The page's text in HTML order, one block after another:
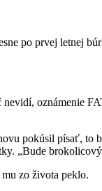
po prvej letnej
oznámenie
pokúsil písať,
„Bude
zo života peklo.